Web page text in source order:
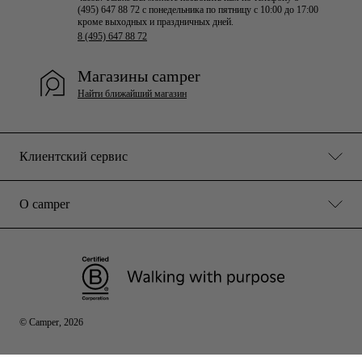
Клиентский сервис
О camper
(495) 647 88 72 с понедельника по пятницу с 10:00 до 17:00
кроме выходных и праздничных дней.
8 (495) 647 88 72
Магазины camper
Найти ближайший магазин
© Camper, 2026